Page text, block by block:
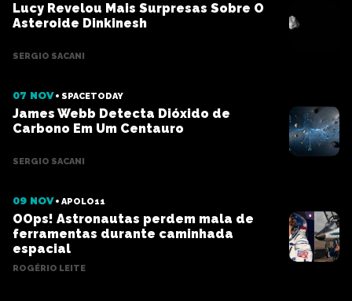
Lucy Revelou Mais Surpresas Sobre O
Asteroide Dinkinesh
SERGIO SACANI
07 NOV SPACETODAY
James Webb Detecta Dióxido de
Carbono Em Um Centauro
SERGIO SACANI
09 NOV APOLO11
OOps! Astronautas perdem mala de
ferramentas durante caminhada
espacial
ROGÉRIO LEITE